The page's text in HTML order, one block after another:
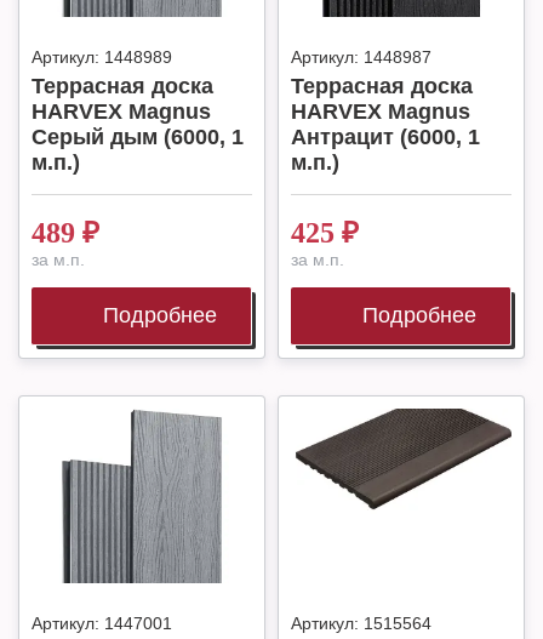
Артикул: 1448989
Террасная доска
HARVEX Magnus
Серый дым (6000, 1
м.п.)
489 ₽
за м.п.
Подробнее
Артикул: 1448987
Террасная доска
HARVEX Magnus
Антрацит (6000, 1
м.п.)
425 ₽
за м.п.
Подробнее
Артикул: 1447001 Артикул: 1515564